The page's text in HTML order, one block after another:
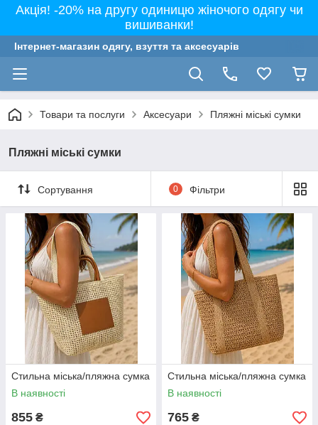
Акція! -20% на другу одиницю жіночого одягу чи
вишиванки!
Інтернет-магазин одягу, взуття та аксесуарів
Товари та послуги Аксесуари Пляжні міські сумки
Пляжні міські сумки
Сортування 0 Фільтри
Стильна міська/пляжна сумка
В наявності
855 ₴
Стильна міська/пляжна сумка
В наявності
765 ₴